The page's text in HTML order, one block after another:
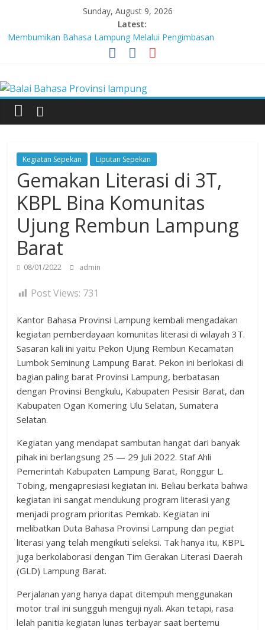
content
Sunday, August 9, 2026
Latest:
Membumikan Bahasa Lampung Melalui Pengimbasan
Revitalisasi Bahasa Daerah
Lebih dari 5,5 Juta Buku Bacaan Bermutu Dikirim untuk Perkuat
Literasi Anak Indonesia
Tingkatkan Kolaborasi Melalui Festival Literasi Lampung
Babak Final Festival Musikalisasi Puisi Kembali Digelar
Balai
Bahasa
Provinsi
lampung
Badan
Pengembangan
dan
Pembinaan
Bahasa
Kegiatan Sepekan Liputan Sepekan
Gemakan Literasi di 3T,
KBPL Bina Komunitas
Ujung Rembun Lampung
Barat
08/01/2022 admin
Post Views: 731
Kantor Bahasa Provinsi Lampung kembali mengadakan
kegiatan pemberdayaan komunitas literasi di wilayah 3T.
Sasaran kali ini yaitu Pekon Ujung Rembun Kecamatan
Lumbok Seminung Lampung Barat. Pekon ini berlokasi di
bagian paling barat Provinsi Lampung, berbatasan
dengan Provinsi Bengkulu, Kabupaten Pesisir Barat, dan
Kabupaten Ogan Komering Ulu Selatan, Sumatera
Selatan.
Kegiatan yang mendapat sambutan hangat dari banyak
pihak ini berlangsung 25 — 29 Juli 2022. Staf Ahli
Pemerintah Kabupaten Lampung Barat, Ronggur L.
Tobing, mengapresiasi kegiatan ini. Beliau berkata bahwa
kegiatan ini sangat mendukung program literasi yang
menjadi program prioritas Pemkab. Kegiatan ini
melibatkan Duta Bahasa Provinsi Lampung dan pegiat
literasi yang telah mengikuti seleksi. Tak hanya itu, KBPL
juga berkolaborasi dengan Tim Gerakan Literasi Daerah
(GLD) Lampung Barat.
Perjalanan yang hanya dapat ditempuh menggunakan
motor trail ini sungguh menguji nyali. Akan tetapi, rasa
lelah panitia kegiatan lunas terbayar saat bertemu